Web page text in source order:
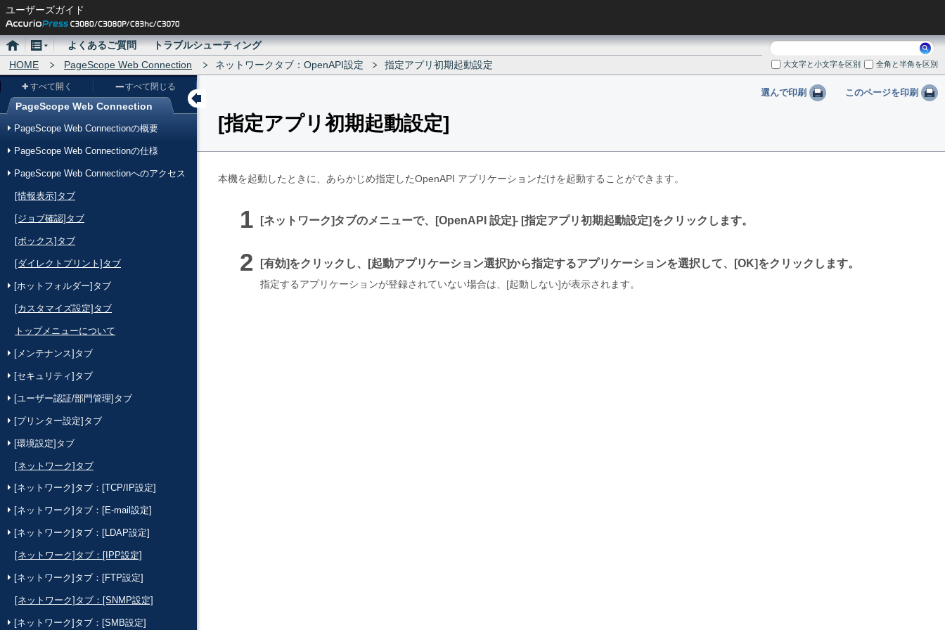
ユーザーズガイド
ホ
ー
メ
ニ
ュ
ー
よくあるご質問
トラブルシューティング
HOME
PageScope Web Connection ネットワークタブ：OpenAPI設定 指定アプリ初期起動設定
索:大文字と小文字を区別 全角と半角を区別
メ
ー
PageScope Web Connection
すべて開く すべて閉じる
PageScope Web Connectionの概要
PageScope Web Connectionの仕様
PageScope Web Connectionへのアクセス
[情報表示]タブ
[ジョブ確認]タブ
[ボックス]タブ
[ダイレクトプリント]タブ
[ホットフォルダー]タブ
[カスタマイズ設定]タブ
トップメニューについて
[メンテナンス]タブ
[セキュリティ]タブ
[ユーザー認証/部門管理]タブ
[プリンター設定]タブ
[環境設定]タブ
[ネットワーク]タブ
[ネットワーク]タブ：[TCP/IP設定]
[ネットワーク]タブ：[E-mail設定]
[ネットワーク]タブ：[LDAP設定]
[ネットワーク]タブ：[IPP設定]
[ネットワーク]タブ：[FTP設定]
[ネットワーク]タブ：[SNMP設定]
[ネットワーク]タブ：[SMB設定]
選んで印刷 このページを印刷
指定アプリ初期起動設定
本機を起動したときに、あらかじめ指定したOpenAPI アプリケーションだけを起動することができます。
ネットワーク タブのメニューで、 OpenAPI 設定 - 指定アプリ初期起動設定 をクリックします。
有効 をクリックし、 起動アプリケーション選択 から指定するアプリケーションを選択して、 OK をクリックします。
指定するアプリケーションが登録されていない場合は、 起動しない が表示されます。